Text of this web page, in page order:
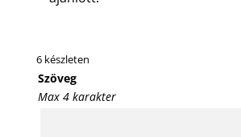
6 készleten
Szöveg
Max 4 karakter